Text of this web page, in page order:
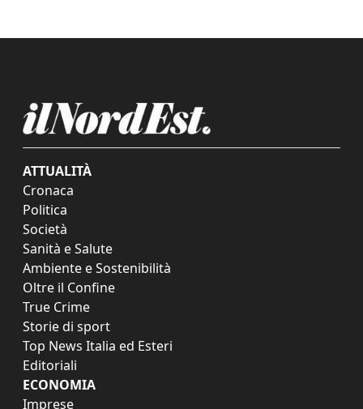
ATTUALITÀ
Cronaca
Politica
Società
Sanità e Salute
Ambiente e Sostenibilità
Oltre il Confine
True Crime
Storie di sport
Top News Italia ed Esteri
Editoriali
ECONOMIA
Imprese